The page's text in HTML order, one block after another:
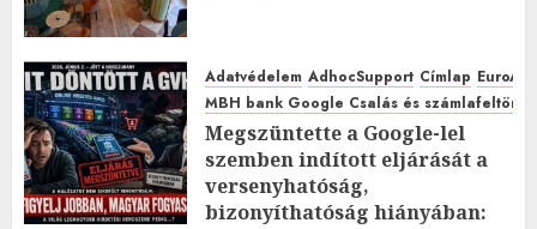
Adatvédelem AdhocSupport Címlap
MBH bank Google Csalás és
Megszüntette a Google-lel
szemben indított eljárását a
versenyhatóság,
bizonyíthatóság hiányában: